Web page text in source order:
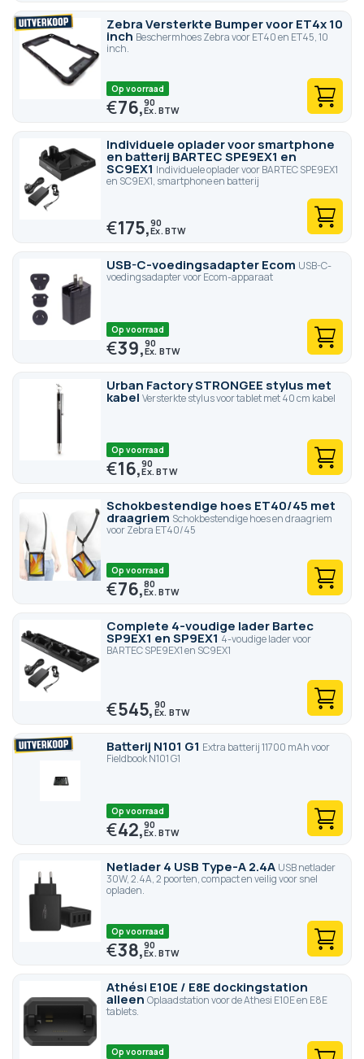
Zebra Versterkte Bumper voor ET4x 10
inch Beschermhoes Zebra voor ET40 en ET45, 10
inch.
Op voorraad
€76,90
Individuele oplader voor smartphone
en batterij BARTEC SPE9EX1 en
SC9EX1 Individuele oplader voor BARTEC SPE9EX1
en SC9EX1, smartphone en batterij
€175,90
USB-C-voedingsadapter Ecom USB-C-
voedingsadapter voor Ecom-apparaat
Op voorraad
€39,90
Urban Factory STRONGEE stylus met
kabel Versterkte stylus voor tablet met 40 cm kabel
Op voorraad
€16,90
Schokbestendige hoes ET40/45 met
draagriem Schokbestendige hoes en draagriem
voor Zebra ET40/45
Op voorraad
€76,80
Complete 4-voudige lader Bartec
SP9EX1 en SP9EX1 4-voudige lader voor
BARTEC SPE9EX1 en SC9EX1
€545,90
Batterij N101 G1 Extra batterij 11700 mAh voor
Fieldbook N101 G1
Op voorraad
€42,90
Netlader 4 USB Type-A 2.4A USB netlader
30W, 2.4A, 2 poorten, compact en veilig voor snel
opladen.
Op voorraad
€38,90
Athési E10E / E8E dockingstation
alleen Oplaadstation voor de Athesi E10E en E8E
tablets.
Op voorraad